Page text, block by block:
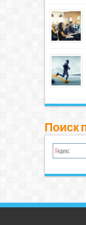
Поиск